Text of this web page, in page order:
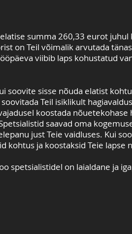
summa 260,33 eurot juhul
on Teil võimalik arvutada
viibib laps kohustatud
soovite sisse nõuda elatist
Teil isiklikult
koostada nõuetekohase
saavad oma
just Teie vaidluses. Kui
kohtus ja koostaksid Teie lapse
spetsialistidel on laialdane ja